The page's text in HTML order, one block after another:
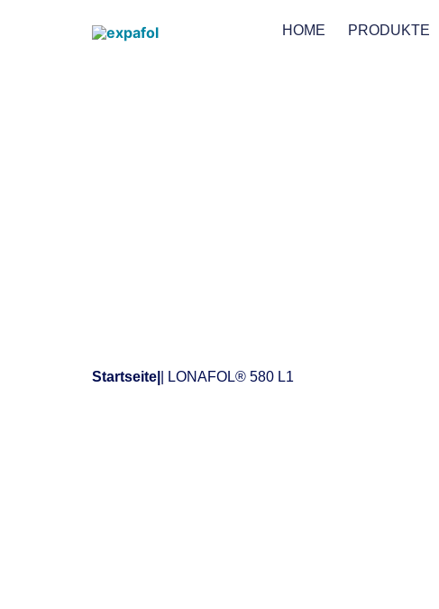
HOME PRODUKTE
Startseite | LONAFOL® 580 L1